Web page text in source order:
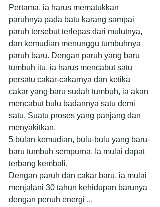
Pertama, ia harus mematukkan
paruhnya pada batu karang sampai
paruh tersebut terlepas dari mulutnya,
dan kemudian menunggu tumbuhnya
paruh baru. Dengan paruh yang baru
tumbuh itu, ia harus mencabut satu
persatu cakar-cakarnya dan ketika
cakar yang baru sudah tumbuh, ia akan
mencabut bulu badannya satu demi
satu. Suatu proses yang panjang dan
menyakitkan.
5 bulan kemudian, bulu-bulu yang baru-
baru tumbuh sempurna. Ia mulai dapat
terbang kembali.
Dengan paruh dan cakar baru, ia mulai
menjalani 30 tahun kehidupan barunya
dengan penuh energi ...